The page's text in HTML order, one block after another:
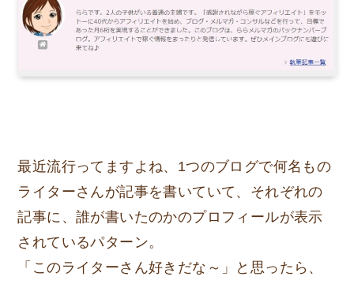
最近流行ってますよね、1つのブログで何名もの
ライターさんが記事を書いていて、それぞれの
記事に、誰が書いたのかのプロフィールが表示
されているパターン。
「このライターさん好きだな～」と思ったら、